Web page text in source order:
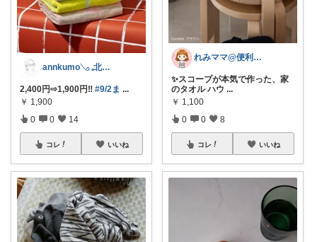
annkumo𓂅 𓈒北欧ゆるミニマル
2,400円⇨1,900円‼️ #9/2ま ...
￥ 1,900
0 0 14
コレ いいね
れみママ@便利雑貨¸¸kids
✨スコープが本気で作った、家
のタオル ハウ ...
￥ 1,100
0 0 8
コレ いいね